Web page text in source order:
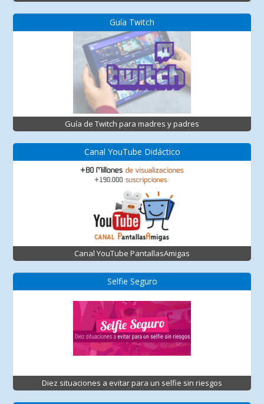
Guía Twitch
Guía de Twitch para madres y padres
Canal YouTube Didáctico
Canal YouTube PantallasAmigas
Selfie Seguro
Diez situaciones a evitar para un selfie sin riesgos